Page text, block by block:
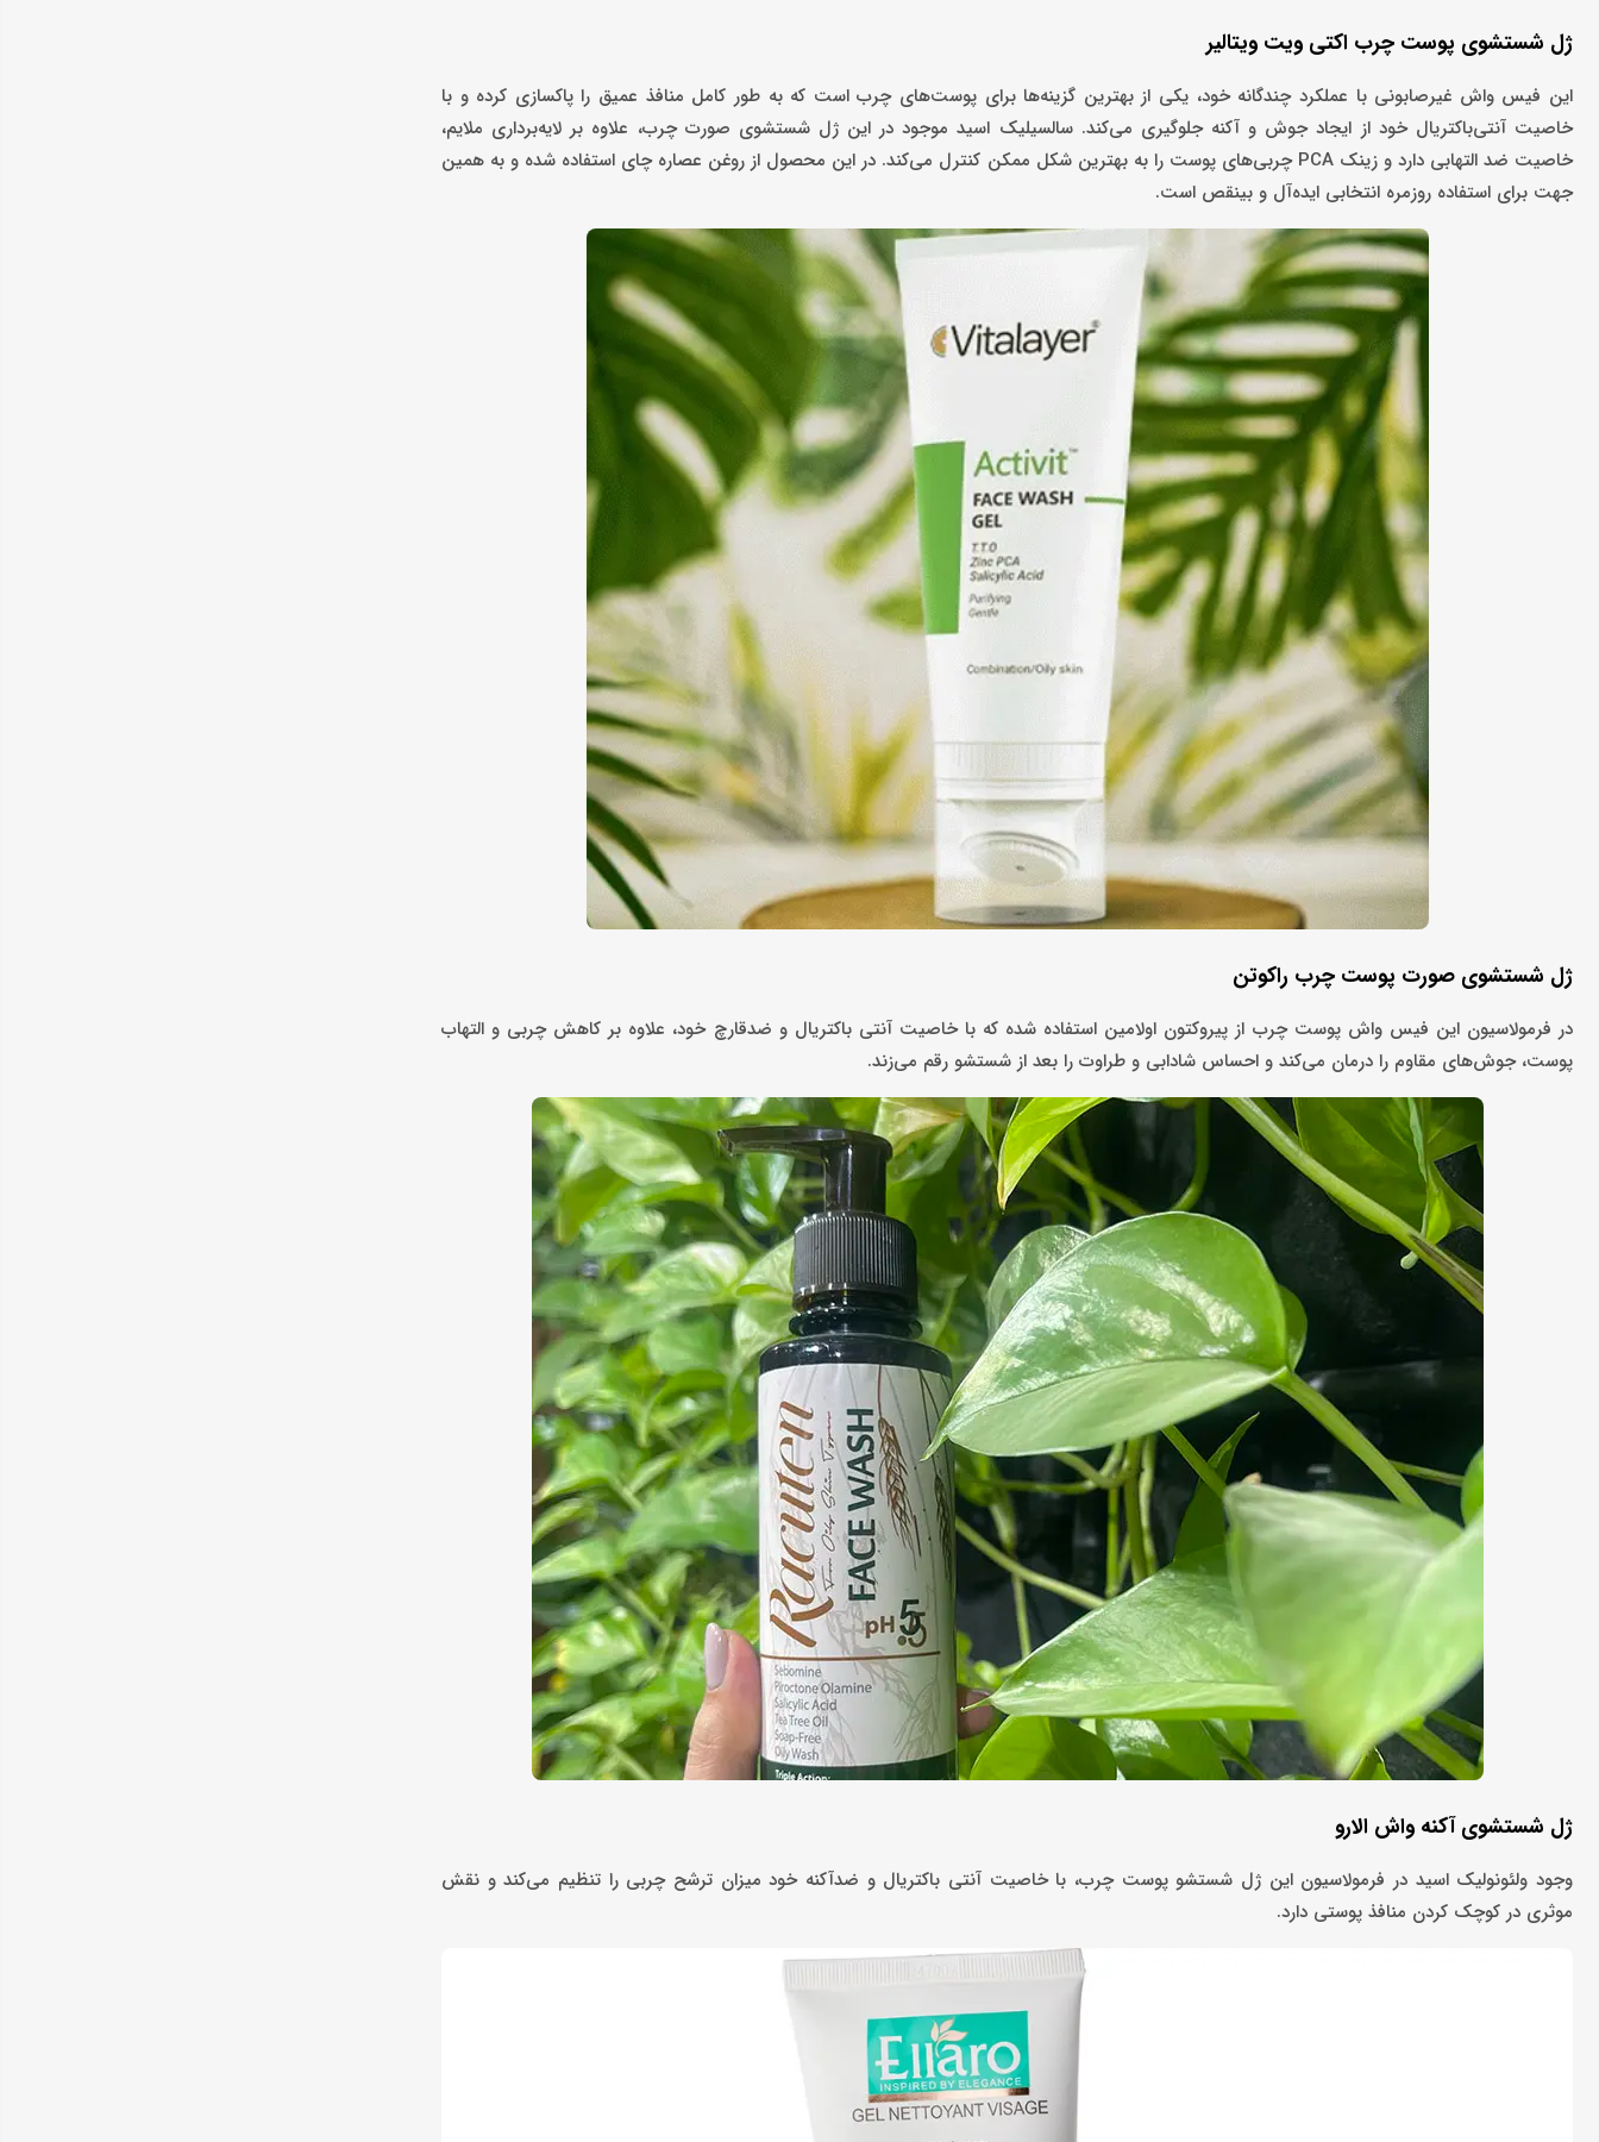
ژل شستشوی پوست چرب اکتی ویت ویتالیر
این فیس واش غیرصابونی با عملکرد چندگانه خود، یکی از بهترین گزینه‌ها برای پوست‌های چرب است که به طور کامل منافذ عمیق را پاکسازی کرده و با
خاصیت آنتی‌باکتریال خود از ایجاد جوش و آکنه جلوگیری می‌کند. سالسیلیک اسید موجود در این ژل شستشوی صورت چرب، علاوه بر لایه‌برداری ملایم،
خاصیت ضد التهابی دارد و زینک PCA چربی‌های پوست را به بهترین شکل ممکن کنترل می‌کند. در این محصول از روغن عصاره چای استفاده شده و به همین
جهت برای استفاده روزمره انتخابی ایده‌آل و بی‎نقص است.
ژل شستشوی صورت پوست چرب راکوتن
در فرمولاسیون این فیس واش پوست چرب از پیروکتون اولامین استفاده شده که با خاصیت آنتی باکتریال و ضدقارچ خود، علاوه بر کاهش چربی و التهاب
پوست، جوش‌های مقاوم را درمان می‌کند و احساس شادابی و طراوت را بعد از شستشو رقم می‌زند.
ژل شستشوی آکنه واش الارو
وجود ولئونولیک اسید در فرمولاسیون این ژل شستشو پوست چرب، با خاصیت آنتی باکتریال و ضدآکنه خود میزان ترشح چربی را تنظیم می‌کند و نقش
موثری در کوچک‌ کردن منافذ پوستی دارد.